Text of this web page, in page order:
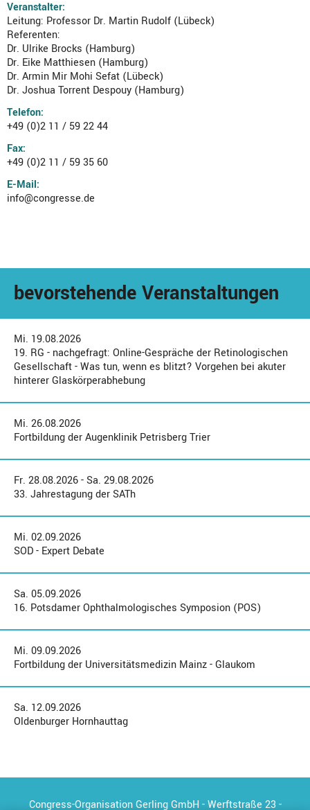
Veranstalter:
Leitung: Professor Dr. Martin Rudolf (Lübeck)
Referenten:
Dr. Ulrike Brocks (Hamburg)
Dr. Eike Matthiesen (Hamburg)
Dr. Armin Mir Mohi Sefat (Lübeck)
Dr. Joshua Torrent Despouy (Hamburg)
Telefon:
+49 (0)2 11 / 59 22 44
Fax:
+49 (0)2 11 / 59 35 60
E-Mail:
info@congresse.de
bevorstehende Veranstaltungen
Mi. 19.08.2026
19. RG - nachgefragt: Online-Gespräche der Retinologischen
Gesellschaft - Was tun, wenn es blitzt? Vorgehen bei akuter
hinterer Glaskörperabhebung
Mi. 26.08.2026
Fortbildung der Augenklinik Petrisberg Trier
Fr. 28.08.2026 - Sa. 29.08.2026
33. Jahrestagung der SATh
Mi. 02.09.2026
SOD - Expert Debate
Sa. 05.09.2026
16. Potsdamer Ophthalmologisches Symposion (POS)
Mi. 09.09.2026
Fortbildung der Universitätsmedizin Mainz - Glaukom
Sa. 12.09.2026
Oldenburger Hornhauttag
Congress-Organisation Gerling GmbH - Werftstraße 23 -